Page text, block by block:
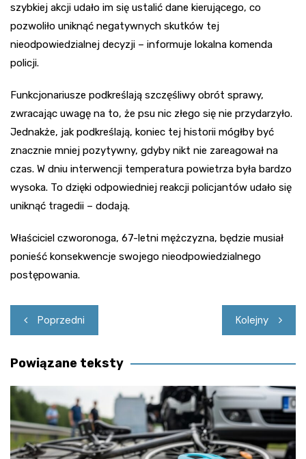
szybkiej akcji udało im się ustalić dane kierującego, co
pozwoliło uniknąć negatywnych skutków tej
nieodpowiedzialnej decyzji – informuje lokalna komenda
policji.
Funkcjonariusze podkreślają szczęśliwy obrót sprawy,
zwracając uwagę na to, że psu nic złego się nie przydarzyło.
Jednakże, jak podkreślają, koniec tej historii mógłby być
znacznie mniej pozytywny, gdyby nikt nie zareagował na
czas. W dniu interwencji temperatura powietrza była bardzo
wysoka. To dzięki odpowiedniej reakcji policjantów udało się
uniknąć tragedii – dodają.
Właściciel czworonoga, 67-letni mężczyzna, będzie musiał
ponieść konsekwencje swojego nieodpowiedzialnego
postępowania.
Nawigacja
wpisu
Poprzedni Kolejny
Powiązane teksty